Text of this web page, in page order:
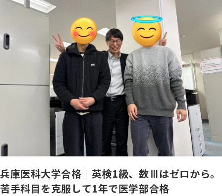
兵庫医科大学合格｜英検1級、数Ⅲはゼロから。
苦手科目を克服して1年で医学部合格